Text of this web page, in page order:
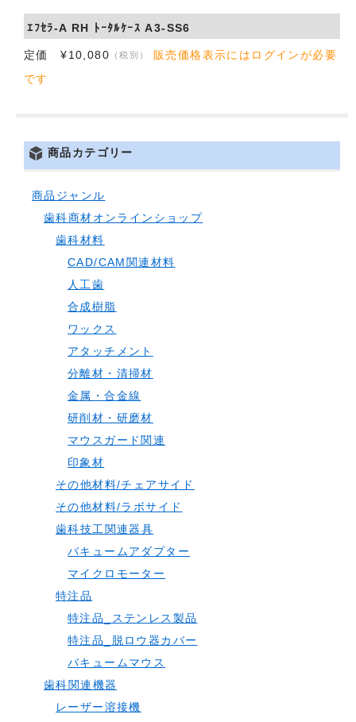
ｴﾌｾﾗ-A RH ﾄｰﾀﾙｹｰｽ A3-SS6
定価 ¥10,080 （税別）
販売価格表示にはログインが必要
です
商品カテゴリー
商品ジャンル
歯科商材オンラインショップ
歯科材料
CAD/CAM関連材料
人工歯
合成樹脂
ワックス
アタッチメント
分離材・清掃材
金属・合金線
研削材・研磨材
マウスガード関連
印象材
その他材料/チェアサイド
その他材料/ラボサイド
歯科技工関連器具
バキュームアダプター
マイクロモーター
特注品
特注品_ステンレス製品
特注品_脱ロウ器カバー
バキュームマウス
歯科関連機器
レーザー溶接機